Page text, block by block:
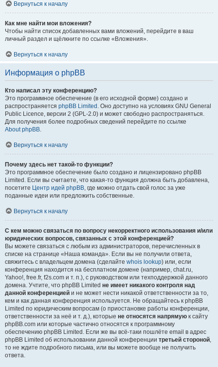
Вернуться к началу
Как мне найти мои вложения?
Чтобы найти список добавленных вами вложений, перейдите в ваш
личный раздел и щёлкните по ссылке «Вложения».
Вернуться к началу
Информация о phpBB
Кто написал эту конференцию?
Это программное обеспечение (в его исходной форме) создано и
распространяется phpBB Limited . Оно доступно на условиях GNU General
Public Licence, версии 2 (GPL-2.0) и может свободно распространяться.
Для получения более подробных сведений перейдите по ссылке
About phpBB.
Вернуться к началу
Почему здесь нет такой-то функции?
Это программное обеспечение было создано и лицензировано phpBB
Limited. Если вы считаете, что какая-то функция должна быть добавлена,
посетите Центр идей phpBB, где можно отдать свой голос за уже
поданные идеи или предложить собственные.
Вернуться к началу
С кем можно связаться по вопросу некорректного использования и/или
юридических вопросов, связанных с этой конференцией?
Вы можете связаться с любым из администраторов, перечисленных в
списке на странице «Наша команда». Если вы не получили ответа,
свяжитесь с владельцем домена (сделайте whois lookup) или, если
конференция находится на бесплатном домене (например, chat.ru,
Yahoo!, free.fr, f2s.com и т. п.), с руководством или техподдержкой данного
домена. Учтите, что phpBB Limited не имеет никакого контроля над
данной конференцией и не может нести никакой ответственности за то,
кем и как данная конференция используется. Не обращайтесь к phpBB
Limited по юридическим вопросам (о приостановке работы конференции,
ответственности за неё и т. д.), которые не относятся напрямую к сайту
phpBB.com или которые частично относятся к программному
обеспечению phpBB Limited. Если же вы всё-таки пошлёте email в адрес
phpBB Limited об использовании данной конференции третьей стороной,
то не ждите подробного письма, или вы можете вообще не получить
ответа.